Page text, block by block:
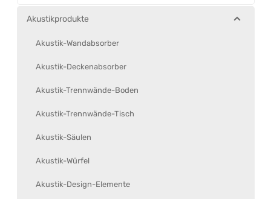
Akustikprodukte
Akustik-Wandabsorber
Akustik-Deckenabsorber
Akustik-Trennwände-Boden
Akustik-Trennwände-Tisch
Akustik-Säulen
Akustik-Würfel
Akustik-Design-Elemente